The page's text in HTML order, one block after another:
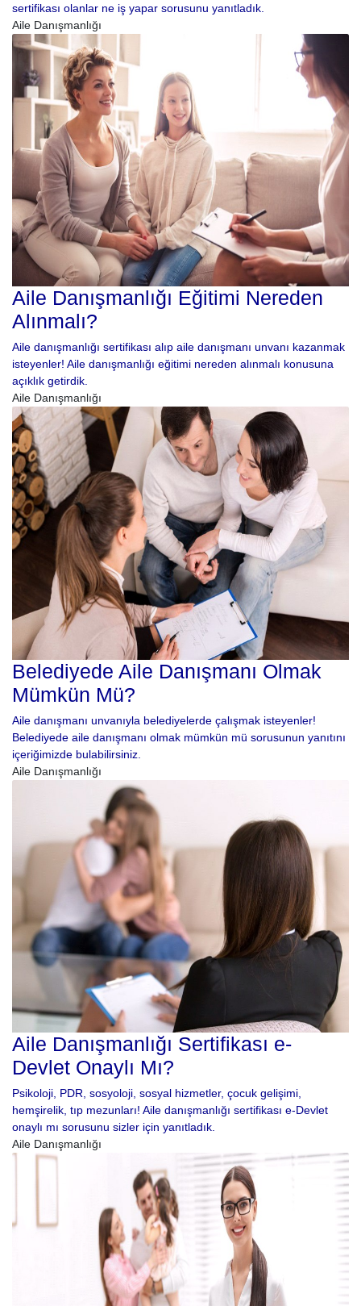
sertifikası olanlar ne iş yapar sorusunu yanıtladık.
Aile Danışmanlığı
Aile Danışmanlığı Eğitimi Nereden
Alınmalı?
Aile danışmanlığı sertifikası alıp aile danışmanı unvanı kazanmak
isteyenler! Aile danışmanlığı eğitimi nereden alınmalı konusuna
açıklık getirdik.
Aile Danışmanlığı
Belediyede Aile Danışmanı Olmak
Mümkün Mü?
Aile danışmanı unvanıyla belediyelerde çalışmak isteyenler!
Belediyede aile danışmanı olmak mümkün mü sorusunun yanıtını
içeriğimizde bulabilirsiniz.
Aile Danışmanlığı
Aile Danışmanlığı Sertifikası e-
Devlet Onaylı Mı?
Psikoloji, PDR, sosyoloji, sosyal hizmetler, çocuk gelişimi,
hemşirelik, tıp mezunları! Aile danışmanlığı sertifikası e-Devlet
onaylı mı sorusunu sizler için yanıtladık.
Aile Danışmanlığı